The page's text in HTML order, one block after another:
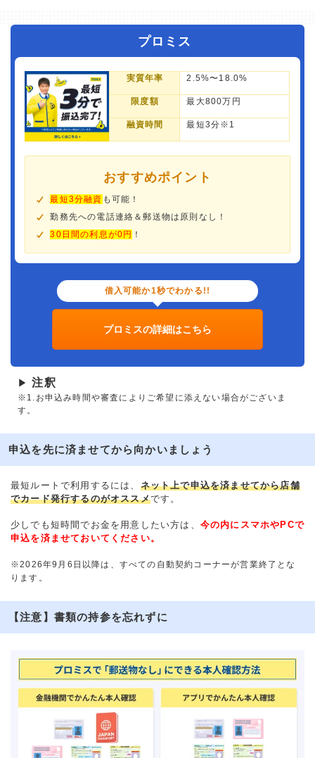
プロミス
実質年率 2.5%〜18.0%
限度額 最大800万円
融資時間 最短3分※1
おすすめポイント
最短3分融資 も可能！
勤務先への電話連絡＆郵送物は原則なし！
30日間の利息が0円 ！
借入可能か1秒でわかる!!
プロミスの詳細はこちら
▶ 注釈
※1.お申込み時間や審査によりご希望に添えない場合がございま
す。
申込を先に済ませてから向かいましょう
最短ルートで利用するには、 ネット上で申込を済ませてから店舗
でカード発行するのがオススメです。
少しでも短時間でお金を用意したい方は、 今の内にスマホやPCで
申込を済ませておいてください。
※2026年9月6日以降は、すべての自動契約コーナーが営業終了とな
ります。
【注意】書類の持参を忘れずに